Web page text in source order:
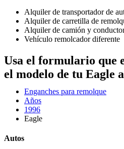
Alquiler de transportador de
Alquiler de carretilla de
Alquiler de camión y
Vehículo remolcador diferente
Usa el formulario que
el modelo de tu Eagle
Enganches para remolque
Años
1996
Eagle
Autos